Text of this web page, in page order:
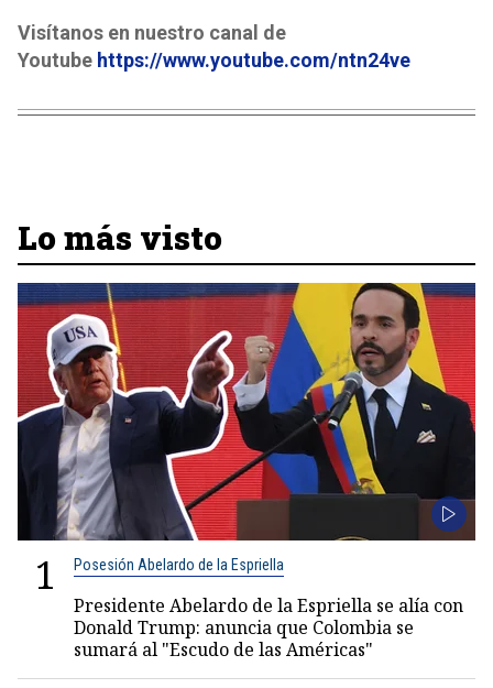
Visítanos en nuestro canal de
Youtube https://www.youtube.com/ntn24ve
Lo más visto
1 Posesión Abelardo de la Espriella
Presidente Abelardo de la Espriella se alía con
Donald Trump: anuncia que Colombia se
sumará al "Escudo de las Américas"